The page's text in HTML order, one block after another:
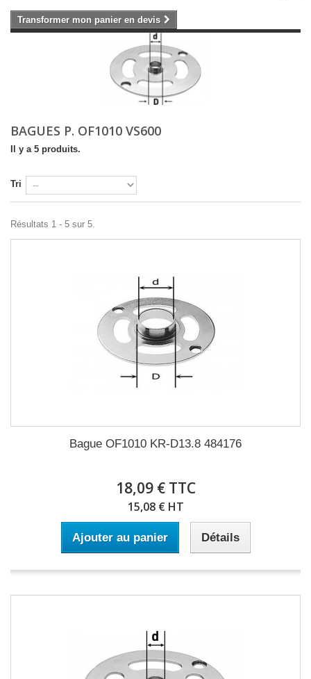
Transformer mon panier en devis
BAGUES P. OF1010 VS600
Il y a 5 produits.
Tri
Résultats 1 - 5 sur 5.
Bague OF1010 KR-D13.8 484176
18,09 € TTC
15,08 € HT
Ajouter au panier Détails